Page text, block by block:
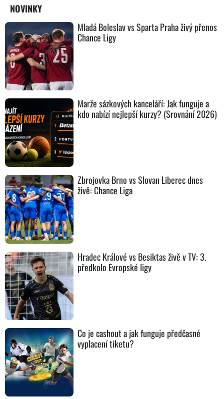
NOVINKY
Mladá Boleslav vs Sparta Praha živý přenos
Chance Ligy
Marže sázkových kanceláří: Jak funguje a
kdo nabízí nejlepší kurzy? (Srovnání 2026)
Zbrojovka Brno vs Slovan Liberec dnes
živě: Chance Liga
Hradec Králové vs Besiktas živě v TV: 3.
předkolo Evropské ligy
Co je cashout a jak funguje předčasné
vyplacení tiketu?